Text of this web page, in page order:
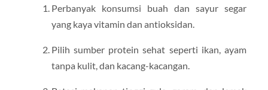
Perbanyak konsumsi buah dan sayur segar
yang kaya vitamin dan antioksidan.
Pilih sumber protein sehat seperti ikan, ayam
tanpa kulit, dan kacang-kacangan.